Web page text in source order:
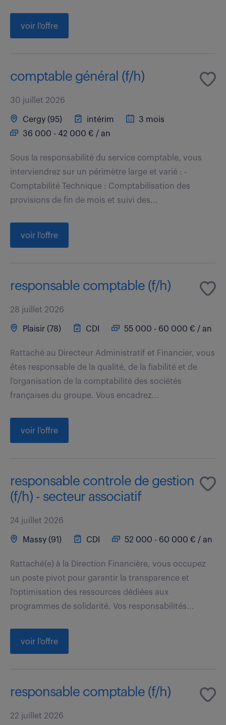
voir l'offre
comptable général (f/h)
30 juillet 2026
Cergy (95) intérim
3 mois
36 000 - 42 000 € / an
Sous la responsabilité du service comptable, vous
interviendrez sur un périmètre large et varié : -
Comptabilité Technique : Comptabilisation des
provisions de fin de mois et suivi des...
voir l'offre
responsable comptable (f/h)
28 juillet 2026
Plaisir (78) CDI 55 000 - 60 000 € / an
Rattaché au Directeur Administratif et Financier, vous
êtes responsable de la qualité, de la fiabilité et de
l'organisation de la comptabilité des sociétés
françaises du groupe. Vous encadrez...
voir l'offre
responsable controle de gestion
(f/h) - secteur associatif
24 juillet 2026
Massy (91) CDI 52 000 - 60 000 € / an
Rattaché(e) à la Direction Financière, vous occupez
un poste pivot pour garantir la transparence et
l'optimisation des ressources dédiées aux
programmes de solidarité. Vos responsabilités...
voir l'offre
responsable comptable (f/h)
22 juillet 2026